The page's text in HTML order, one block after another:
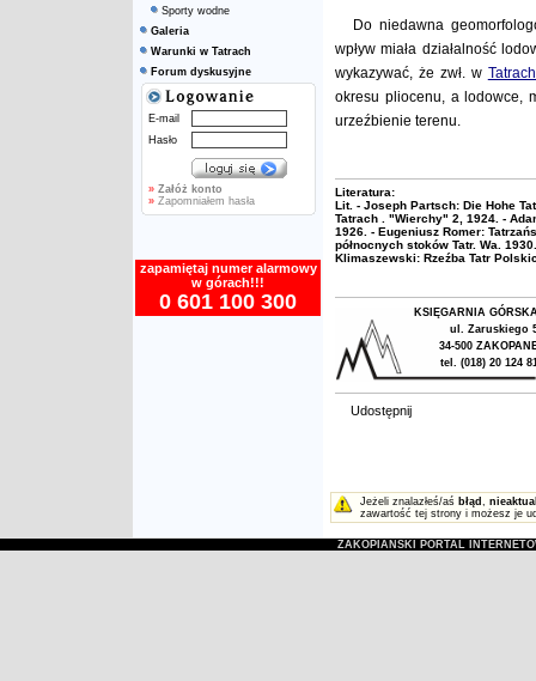
Sporty wodne
Galeria
Warunki w Tatrach
Forum dyskusyjne
E-mail
Hasło
» Załóż konto
»Zapomniałem hasła
zapamiętaj numer alarmowy
w górach!!!
0 601 100 300
Do niedawna
wpływ miała działalność
wykazywać, że zwł. w
okresu pliocenu, a lodowce,
urzeźbienie terenu.
Literatura:
Lit. - Joseph Partsch: Die Hohe
Tatrach . "Wierchy" 2, 1924. -
1926. - Eugeniusz Romer:
północnych stoków Tatr. Wa.
Klimaszewski: Rzeźba Tatr
KSIĘGARNIA
ul. Zaruskiego
34-500
tel. (018) 20 124
Udostępnij
Jeżeli znalazłeś/aś błąd ,
zawartość tej strony i możesz je
ZAKOPIAŃSKI PORTAL